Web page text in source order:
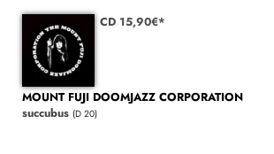
CD 15,90€*
MOUNT FUJI DOOMJAZZ CORPORATION
succubus (D 20)